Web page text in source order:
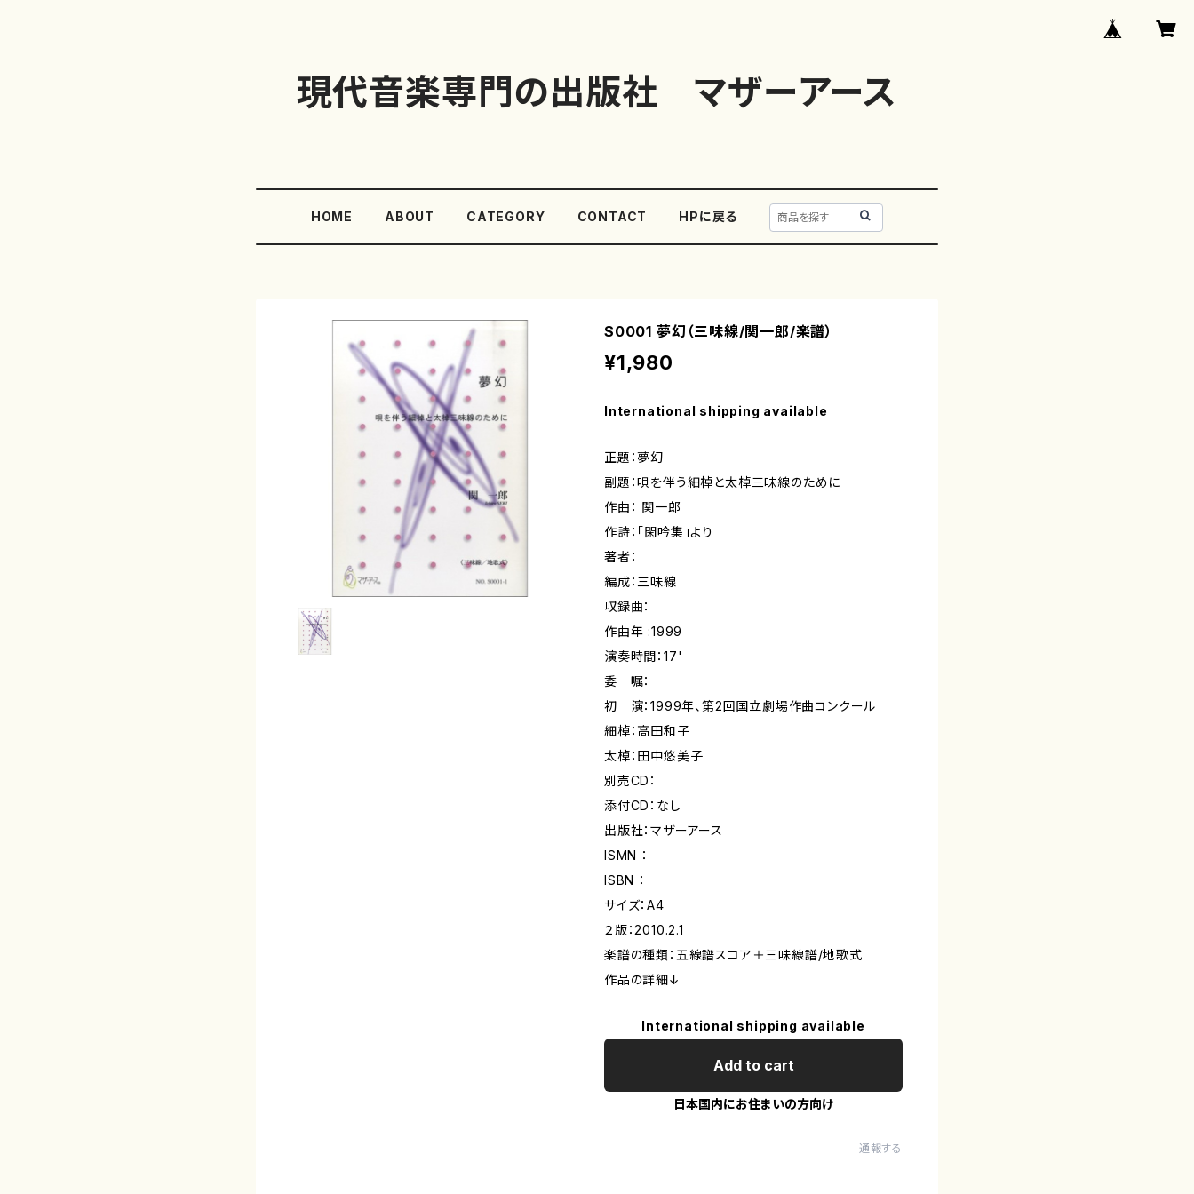
現代音楽専門の出版社 マザーアース
HOME ABOUT CATEGORY CONTACT HPに戻る
S0001 夢幻（三味線/関一郎/楽譜）
¥1,980
International shipping available
正題：夢幻
副題：唄を伴う細棹と太棹三味線のために
作曲： 関一郎
作詩：「閑吟集」より
著者：
編成：三味線
収録曲：
作曲年 :1999
演奏時間：17'
委 嘱：
初 演：1999年、第2回国立劇場作曲コンクール
細棹：高田和子
太棹：田中悠美子
別売CD：
添付CD：なし
出版社：マザーアース
ISMN ：
ISBN ：
サイズ：A4
２版：2010.2.1
楽譜の種類：五線譜スコア＋三味線譜/地歌式
作品の詳細↓
International shipping available
Add to cart
日本国内にお住まいの方向け
通報する